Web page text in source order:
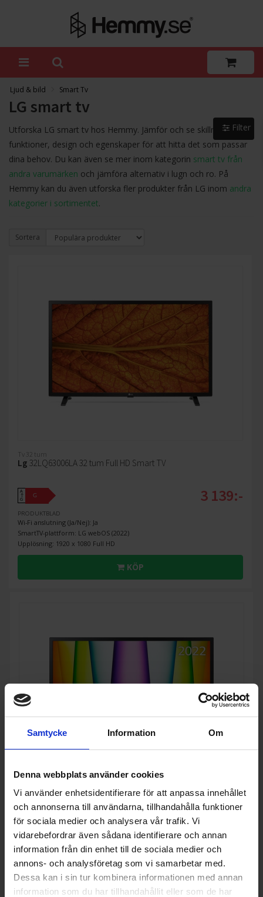
Samtycke Information Om
Denna webbplats använder cookies
Vi använder enhetsidentifierare för att anpassa innehållet
och annonserna till användarna, tillhandahålla funktioner
för sociala medier och analysera vår trafik. Vi
vidarebefordrar även sådana identifierare och annan
information från din enhet till de sociala medier och
annons- och analysföretag som vi samarbetar med.
Dessa kan i sin tur kombinera informationen med annan
information som du har tillhandahållit eller som de har
Ljud & bild Smart Tv
LG smart tv
Utforska LG smart tv hos Hemmy. Jämför och se skillnader i
funktioner, design och egenskaper för att hitta det som passar
dina behov. Du kan även se mer inom kategorin smart tv från
andra varumärken och jämföra alternativ i lugn och ro. På
Hemmy kan du även utforska fler produkter från LG inom andra
kategorier i sortimentet.
Sortera
Tv 32 tum
Lg 32LQ63006LA 32 tum Full HD Smart TV
A
↑
G
G
PRODUKTBLAD
Wi-Fi anslutning (Ja/Nej): Ja
SmartTV-plattform: LG webOS (2022)
Upplösning: 1920 x 1080 Full HD
3 139:-
KÖP
Tv 32 tum
Lg32LQ630B6LA 32 tum HD Smart-TV
↑
G
G
PRODUKTBLAD
Wi-Fi anslutning (Ja/Nej): Ja
SmartTV-plattform: LG webOS (2022)
Upplösning: 1366 x 768 HD
3 053:-
Filter